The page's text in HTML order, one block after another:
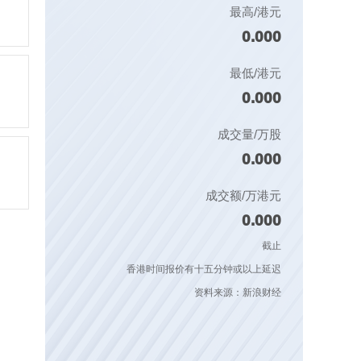
最高/港元
0.000
最低/港元
0.000
成交量/万股
0.000
成交额/万港元
0.000
截止
香港时间报价有十五分钟或以上延迟
资料来源：新浪财经